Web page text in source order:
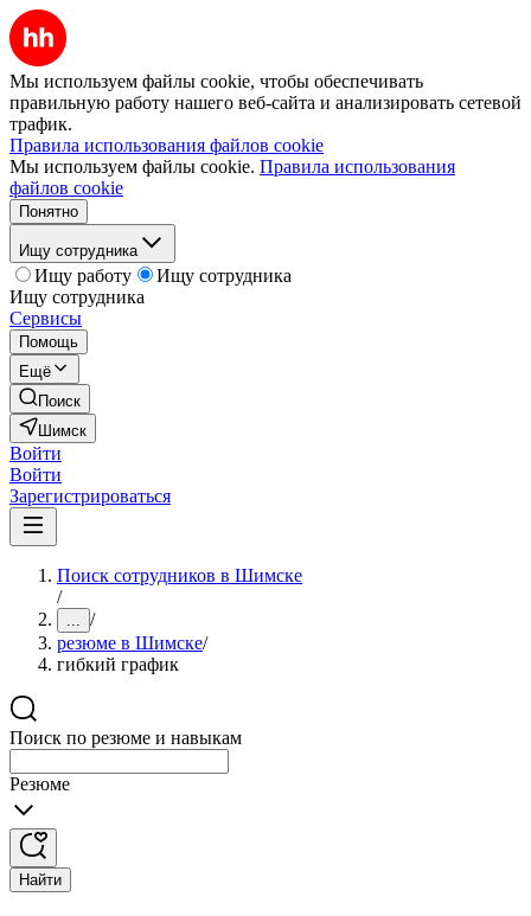
Мы используем файлы cookie, чтобы обеспечивать
правильную работу нашего веб-сайта и анализировать сетевой
трафик.
Правила использования файлов cookie
Мы используем файлы cookie. Правила использования
файлов cookie
Понятно
Ищу сотрудника
Ищу работу
Ищу сотрудника
Ищу сотрудника
Сервисы
Помощь
Ещё
Поиск
Шимск
Войти
Войти
Зарегистрироваться
Поиск сотрудников в Шимске
/
... /
резюме в Шимске/
гибкий график
Поиск по резюме и навыкам
Резюме
Найти